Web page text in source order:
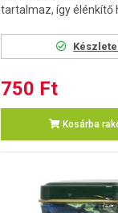
tartalmaz, így élénkítő
750 Ft
Kosárba